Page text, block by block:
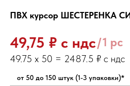
ПВХ курсор ШЕСТЕРЕНКА
49,75 ₽ с ндс/1 pc
от 50 до 150 штук (1-3 упаковки)*